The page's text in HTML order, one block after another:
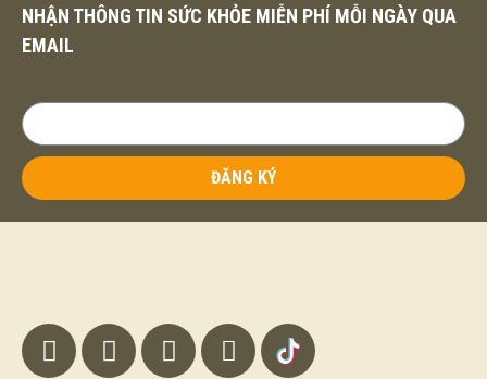
NHẬN THÔNG TIN SỨC KHỎE MIỄN PHÍ MỖI NGÀY QUA
EMAIL
ĐĂNG KÝ